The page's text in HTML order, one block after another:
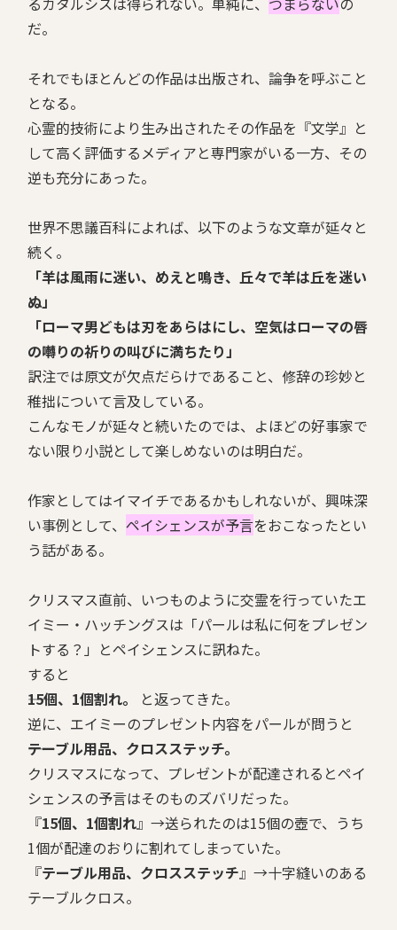
だ。
それでもほとんどの作品は出版され、論争を呼ぶこと
となる。
心霊的技術により生み出されたその作品を『文学』と
して高く評価するメディアと専門家がいる一方、その
逆も充分にあった。
世界不思議百科によれば、以下のような文章が延々と
続く。
「羊は風雨に迷い、めえと鳴き、丘々で羊は丘を迷い
ぬ」
「ローマ男どもは刃をあらはにし、空気はローマの唇
の囀りの祈りの叫びに満ちたり」
訳注では原文が欠点だらけであること、修辞の珍妙と
稚拙について言及している。
こんなモノが延々と続いたのでは、よほどの好事家で
ない限り小説として楽しめないのは明白だ。
作家としてはイマイチであるかもしれないが、興味深
い事例として、 ペイシェンスが予言をおこなったとい
う話がある。
クリスマス直前、いつものように交霊を行っていたエ
イミー・ハッチングスは「パールは私に何をプレゼン
トする？」とペイシェンスに訊ねた。
すると
――15個、1個割れ。
と返ってきた。
逆に、エイミーのプレゼント内容をパールが問うと
――テーブル用品、クロスステッチ。
クリスマスになって、プレゼントが配達されるとペイ
シェンスの予言はそのものズバリだった。
『15個、1個割れ』→送られたのは15個の壺で、うち
1個が配達のおりに割れてしまっていた。
『テーブル用品、クロスステッチ』→十字縫いのある
テーブルクロス。